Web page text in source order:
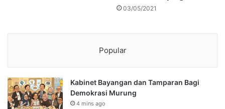
03/05/2021
Popular
Kabinet Bayangan dan Tamparan Bagi
Demokrasi Murung
4 mins ago